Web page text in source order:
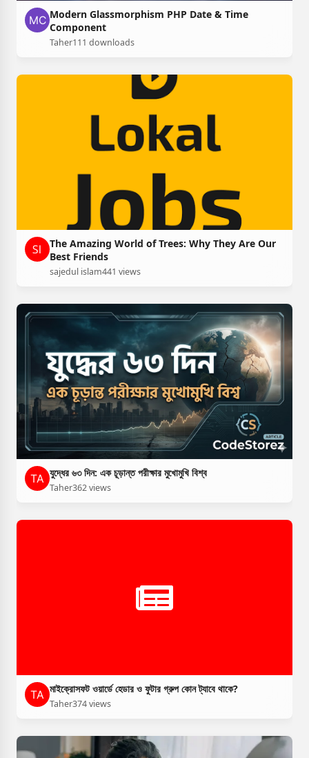
Modern Glassmorphism PHP Date & Time
Component
Taher111 downloads
The Amazing World of Trees: Why They Are Our
Best Friends
sajedul islam441 views
যুদ্ধের ৬৩ দিন: এক চূড়ান্ত পরীক্ষার মুখোমুখি বিশ্ব
Taher362 views
মাইক্রোসফট ওয়ার্ডে হেডার ও ফুটার গ্রুপ কোন ট্যাবে থাকে?
Taher374 views